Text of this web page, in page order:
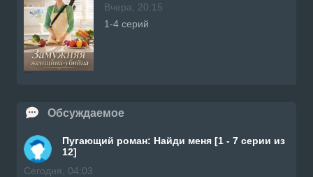
Вчера, 20:15
1-4 серий
Обсуждаемое
Пугающий роман: Найди меня [1 - 7 серии из
12]
Сегодня, 04:03